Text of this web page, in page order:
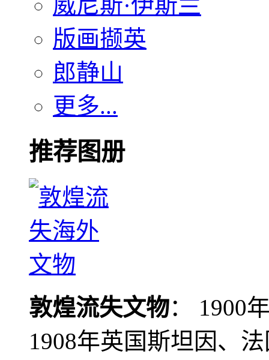
版画撷英
郎静山
更多...
推荐图册
敦煌流失文物： 1900
1908年英国斯坦因、